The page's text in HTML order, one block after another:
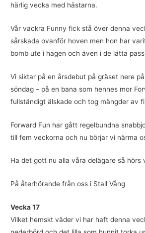
härlig vecka med hästarna.
Vår vackra Funny fick stå över denna
sårskada ovanför hoven men hon har
bomb ute i hagen och även i de lätta
Vi siktar på en årsdebut på gräset nere
söndag – på en bana som hennes mor
fullständigt älskade och tog mängder av
Forward Fun har gått regelbundna
till fem veckorna och nu börjar vi närma
Ha det gott nu alla våra delägare så hörs
​​​​​​​På återhörande från oss i Stall Vång
Vecka 17
Vilket hemskt väder vi har haft denna